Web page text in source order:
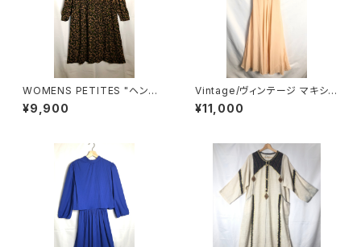
WOMENS PETITES "ヘンリ
ーネック 総柄 ワンピース"
¥9,900
Vintage/ヴィンテージ マキシ
丈 ランジェリー ワンピース
¥11,000